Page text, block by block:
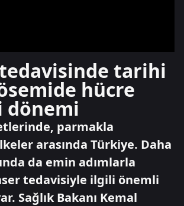
tarihi
hücre
dönemi
parmakla
arasında Türkiye. Daha
da emin adımlarla
tedavisiyle ilgili önemli
Sağlık Bakanı Kemal